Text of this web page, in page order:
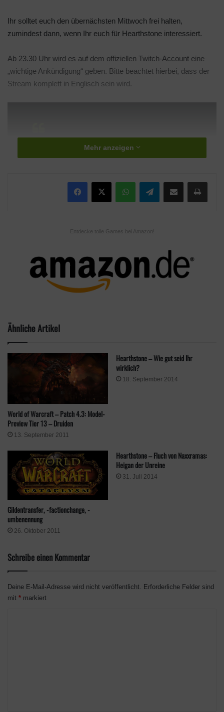
Ihr solltet euch den übernächsten Mittwoch frei halten,
zumindest dann, wenn Ihr euch für Hearthstone interessiert.
Ab 23.30 Uhr wird es auf dem offiziellen Twitch-Account eine
„wichtige Ankündigung“ geben. Bitte beachtet hierbei, dass der
Stream komplett in Englisch sein wird.
Moderatorin für den Abend (bzw. Morgen) ist
VIPs der Hearthstone-Community wie
Frodan
Kripparrianund der Game Director von
Ob es hierbei um dicken Content, einen neuen Modus oder
etwas ganz anderes gehen wird ist jedoch noch die Frage. Ihr
solltet also auf jeden Fall einschalten >
Mehr anzeigen
Telegram
Entdecke tolle Games bei Amazon!
Ähnliche Artikel
World of Warcraft – Patch 4.3: Model-
Preview Tier 13 – Druiden
13. September 2011
Hearthstone – Wie gut seid Ihr
wirklich?
18. September 2014
Gildentransfer, -factionchange, -
umbenennung
26. Oktober 2011
Hearthstone – Fluch von Naxxramas:
Heigan der Unreine
31. Juli 2014
Schreibe einen Kommentar
Deine E-Mail-Adresse wird nicht veröffentlicht.
Erforderliche Felder sind
mit * markiert